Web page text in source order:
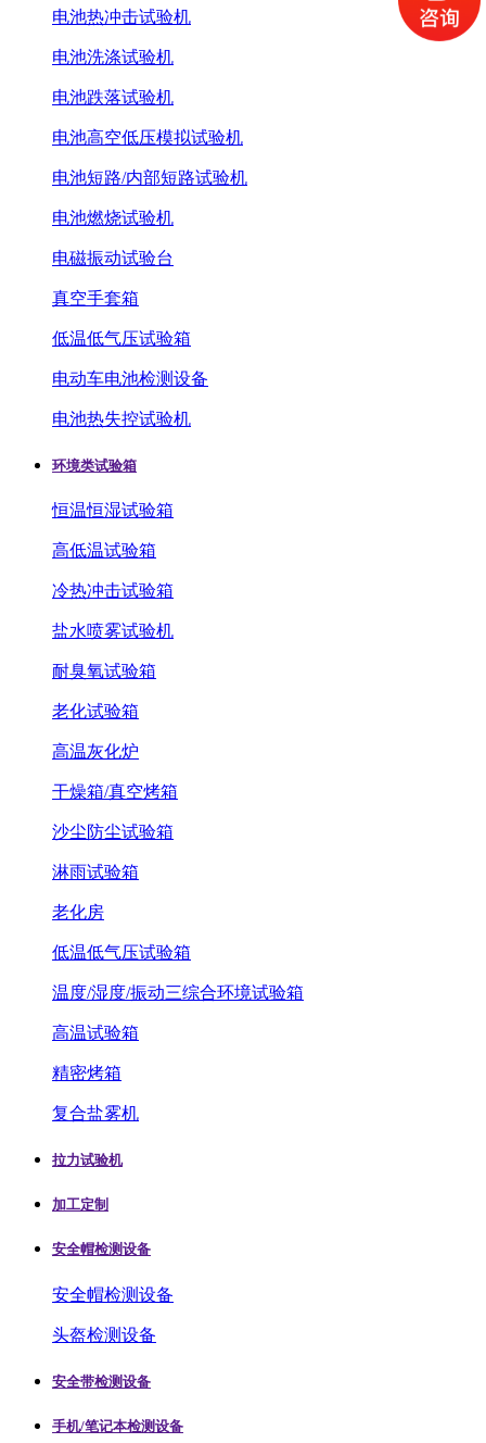
电池热冲击试验机
电池洗涤试验机
电池跌落试验机
电池高空低压模拟试验机
电池短路/内部短路试验机
电池燃烧试验机
电磁振动试验台
真空手套箱
低温低气压试验箱
电动车电池检测设备
电池热失控试验机
环境类试验箱
恒温恒湿试验箱
高低温试验箱
冷热冲击试验箱
盐水喷雾试验机
耐臭氧试验箱
老化试验箱
高温灰化炉
干燥箱/真空烤箱
沙尘防尘试验箱
淋雨试验箱
老化房
低温低气压试验箱
温度/湿度/振动三综合环境试验箱
高温试验箱
精密烤箱
复合盐雾机
拉力试验机
加工定制
安全帽检测设备
安全帽检测设备
头盔检测设备
安全带检测设备
手机/笔记本检测设备